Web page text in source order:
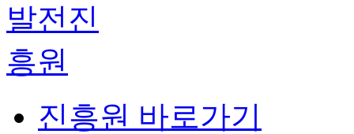
진흥원 바로가기